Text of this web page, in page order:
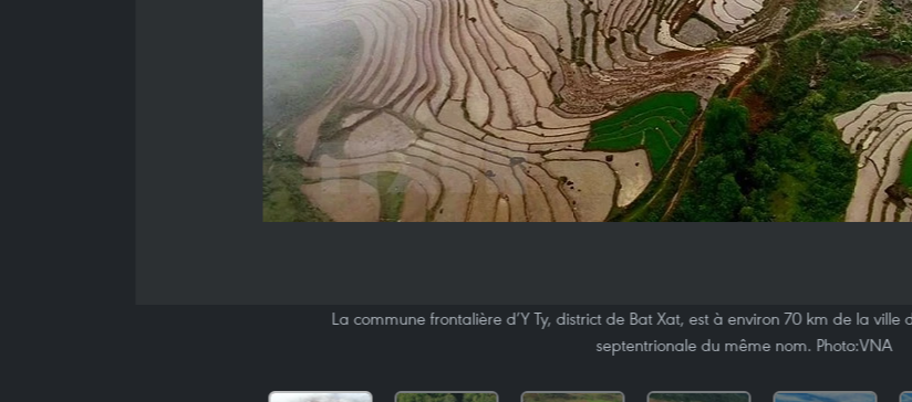
La commune frontalière d’Y Ty, district de Bat Xat, est à environ 70 km de la
septentrionale du même nom. Photo:VNA